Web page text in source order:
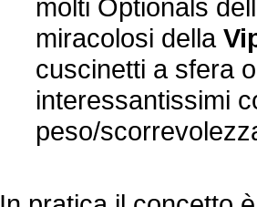
molti Optionals
miracolosi della
cuscinetti a sfera
interessantissimi
peso/